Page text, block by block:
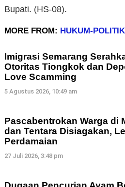
Bupati. (HS-08).
MORE FROM: HUKUM-POLITIK
Imigrasi Semarang
Otoritas Tiongkok dan
Love Scamming
5 Agustus 2026, 10:49 am
Pascabentrokan Warga di
dan Tentara Disiagakan,
Perdamaian
27 Juli 2026, 3:48 pm